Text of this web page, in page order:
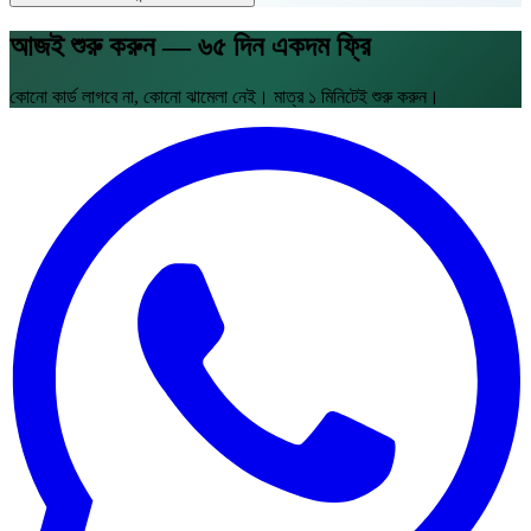
আজই শুরু করুন — ৬৫ দিন একদম ফ্রি
কোনো কার্ড লাগবে না, কোনো ঝামেলা নেই। মাত্র ১ মিনিটেই শুরু করুন।